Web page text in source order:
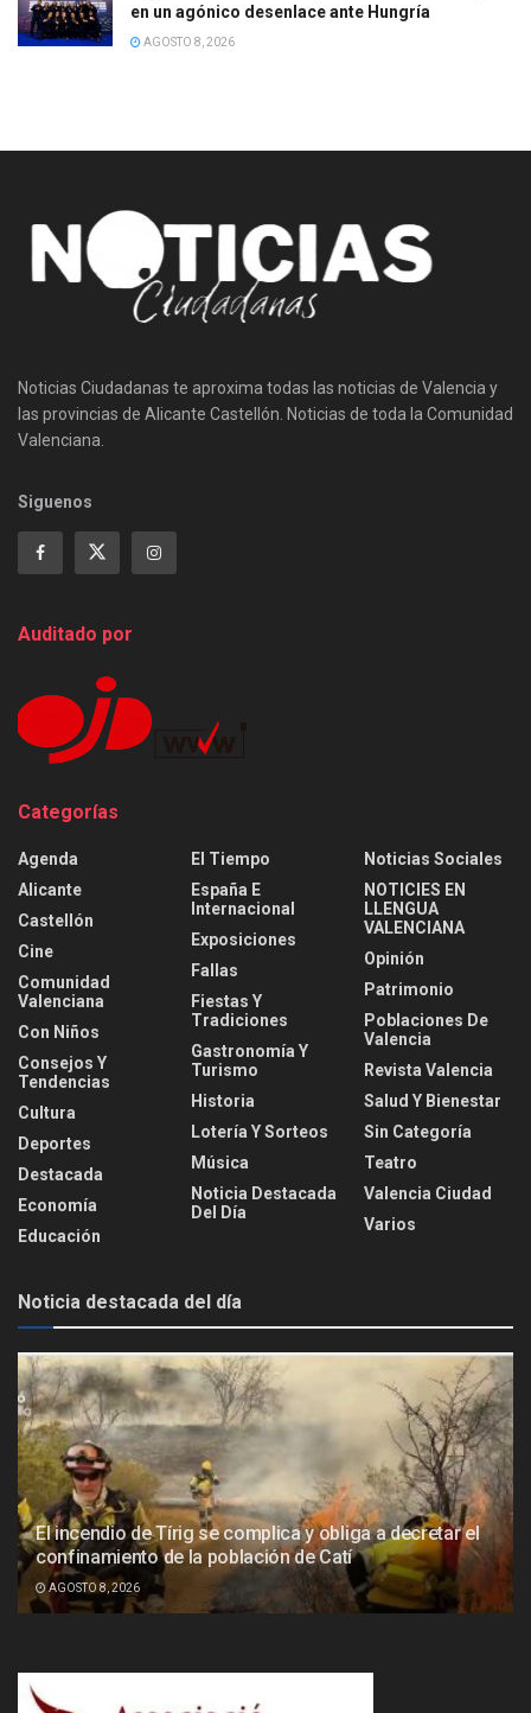
en un agónico desenlace ante Hungría
AGOSTO 8, 2026
Noticias Ciudadanas te aproxima todas las noticias de Valencia y
las provincias de Alicante Castellón. Noticias de toda la Comunidad
Valenciana.
Siguenos
Auditado por
Categorías
Agenda
Alicante
Castellón
Cine
Comunidad
Valenciana
Con Niños
Consejos Y
Tendencias
Cultura
Deportes
Destacada
Economía
Educación
El Tiempo
España E
Internacional
Exposiciones
Fallas
Fiestas Y
Tradiciones
Gastronomía Y
Turismo
Historia
Lotería Y Sorteos
Música
Noticia Destacada
Del Día
Noticias Sociales
NOTICIES EN
LLENGUA
VALENCIANA
Opinión
Patrimonio
Poblaciones De
Valencia
Revista Valencia
Salud Y Bienestar
Sin Categoría
Teatro
Valencia Ciudad
Varios
Noticia destacada del día
El incendio de Tírig se complica y obliga a decretar el
confinamiento de la población de Catí
AGOSTO 8, 2026